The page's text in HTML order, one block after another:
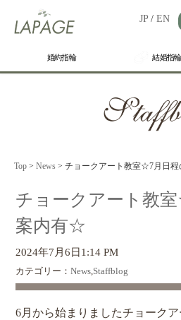
JP / EN
婚約指輪 結婚指輪
Top > News > チョークアート教室☆7月日
チョークアート教
案内有☆
2024年7月6日1:14 PM
カテゴリー：News,Staffblog
6月から始まりましたチョークア